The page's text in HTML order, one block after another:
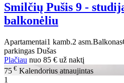
Smilčių Pušis 9 -
balkonėliu
Apartamentai1 kamb.2 asm.Balkonas
parkingas Dušas
Plačiau nuo 85 € už naktį
75 € Kalendorius atnaujintas
1